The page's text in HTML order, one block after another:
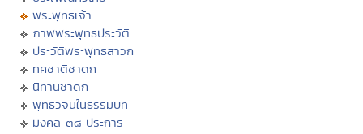
พระพุทธเจ้า
ภาพพระพุทธประวัติ
ประวัติพระพุทธสาวก
ทศชาติชาดก
นิทานชาดก
พุทธวจนในธรรมบท
มงคล ๓๘ ประการ